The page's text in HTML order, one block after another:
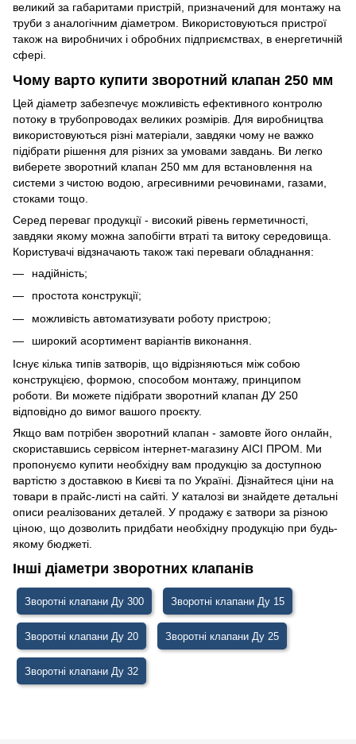
великий за габаритами пристрій, призначений для монтажу на
труби з аналогічним діаметром. Використовуються пристрої
також на виробничих і обробних підприємствах, в енергетичній
сфері.
Чому варто купити зворотний клапан 250 мм
Цей діаметр забезпечує можливість ефективного контролю
потоку в трубопроводах великих розмірів. Для виробництва
використовуються різні матеріали, завдяки чому не важко
підібрати рішення для різних за умовами завдань. Ви легко
виберете зворотний клапан 250 мм для встановлення на
системи з чистою водою, агресивними речовинами, газами,
стоками тощо.
Серед переваг продукції - високий рівень герметичності,
завдяки якому можна запобігти втраті та витоку середовища.
Користувачі відзначають також такі переваги обладнання:
надійність;
простота конструкції;
можливість автоматизувати роботу пристрою;
широкий асортимент варіантів виконання.
Існує кілька типів затворів, що відрізняються між собою
конструкцією, формою, способом монтажу, принципом
роботи. Ви можете підібрати зворотний клапан ДУ 250
відповідно до вимог вашого проєкту.
Якщо вам потрібен зворотний клапан - замовте його онлайн,
скориставшись сервісом інтернет-магазину АІСІ ПРОМ. Ми
пропонуємо купити необхідну вам продукцію за доступною
вартістю з доставкою в Києві та по Україні. Дізнайтеся ціни на
товари в прайс-листі на сайті. У каталозі ви знайдете детальні
описи реалізованих деталей. У продажу є затвори за різною
ціною, що дозволить придбати необхідну продукцію при будь-
якому бюджеті.
Інші діаметри зворотних клапанів
Зворотні клапани Ду 300 Зворотні клапани Ду 15
Зворотні клапани Ду 20 Зворотні клапани Ду 25
Зворотні клапани Ду 32